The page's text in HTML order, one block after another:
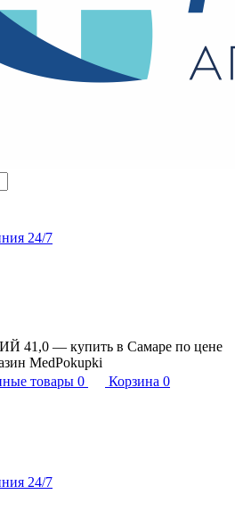
24/7
— купить в Самаре по цене
MedPokupki
товары 0 Корзина 0
24/7